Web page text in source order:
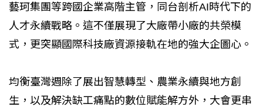
藝珂集團等跨國企業高階主管，同台剖析AI時代下的
人才永續戰略。這不僅展現了大廠帶小廠的共榮模
式，更突顯國際科技廠資源接軌在地的強大企圖心。
均衡臺灣週除了展出智慧轉型、農業永續與地方創
生，以及解決缺工痛點的數位賦能解方外，大會更串